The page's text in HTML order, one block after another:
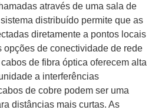
através de uma sala de
distribuído permite que as
diretamente a pontos locais
opções de conectividade de rede
de fibra óptica oferecem alta
a interferências
de cobre podem ser uma
distâncias mais curtas. As